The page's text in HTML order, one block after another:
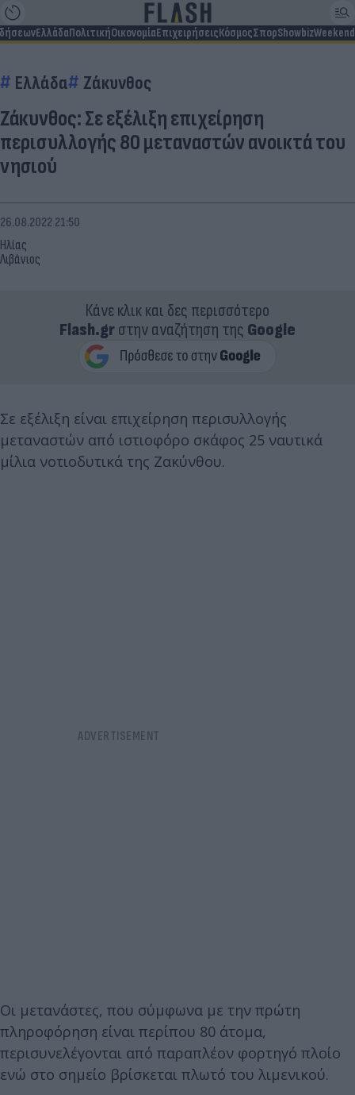
ΕλλάδαΠολιτικήΟικονομίαΕπιχειρήσειςΚόσμοςΣπορShowbizWeekend
Ελλάδα Ζάκυνθος
Ζάκυνθος: Σε εξέλιξη επιχείρηση
περισυλλογής 80 μεταναστών ανοικτά του
νησιού
Ηλίας
Λιβάνιος
26.08.2022 21:50
Κάνε κλικ και δες περισσότερο
Flash.grστην αναζήτηση της Google
Σε εξέλιξη είναι επιχείρηση περισυλλογής
μεταναστών από ιστιοφόρο σκάφος 25 ναυτικά
μίλια νοτιοδυτικά της Ζακύνθου.
Οι μετανάστες, που σύμφωνα με την πρώτη
πληροφόρηση είναι περίπου 80 άτομα,
περισυνελέγονται από παραπλέον φορτηγό πλοίο
ενώ στο σημείο βρίσκεται πλωτό του λιμενικού.